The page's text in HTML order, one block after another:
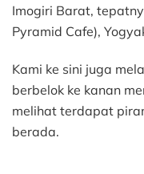
Imogiri Barat,
Pyramid Cafe),
Kami ke sini juga
berbelok ke kanan
melihat terdapat
berada.